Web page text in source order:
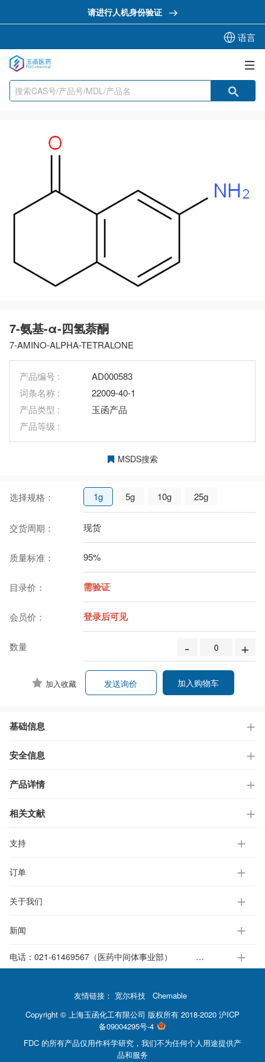
请进行人机身份验证
语言
7-氨基-α-四氢萘酮
7-AMINO-ALPHA-TETRALONE
产品编号 :
AD000583
词条名称 :
22009-40-1
产品类型 :
玉函产品
产品等级 :
MSDS搜索
选择规格： 1g 5g 10g 25g
交货周期： 现货
质量标准： 95%
目录价： 需验证
会员价： 登录后可见
数量 - +
加入收藏 加入购物车
发送询价
基础信息
安全信息
产品详情
相关文献
支持
订单
关于我们
新闻
电话： 021-61469567（医药中间体事业部）
友情链接： 宽尔科技
Chemable
Copyright © 上海玉函化工有限公司 版权所有 2018-2020 沪ICP
备09004295号-4
FDC 的所有产品仅用作科学研究，我们不为任何个人用途提供产
品和服务